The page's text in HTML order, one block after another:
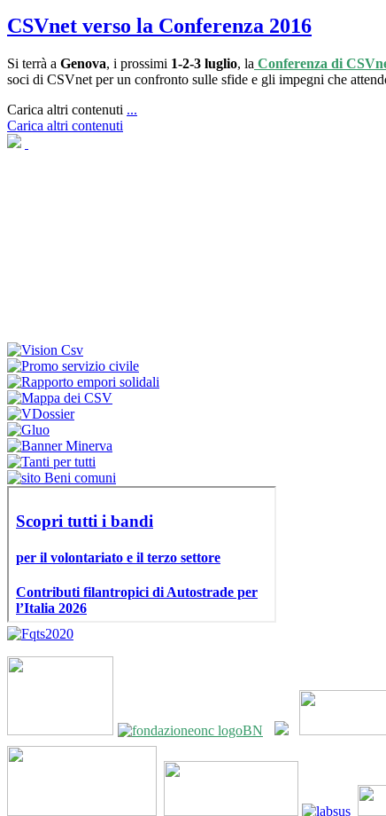
CSVnet verso la Conferenza 2016
Si terrà a Genova, i prossimi 1-2-3 luglio, la Conferenza di
soci di CSVnet per un confronto sulle sfide e gli impegni che
Carica altri contenuti ...
Carica altri contenuti